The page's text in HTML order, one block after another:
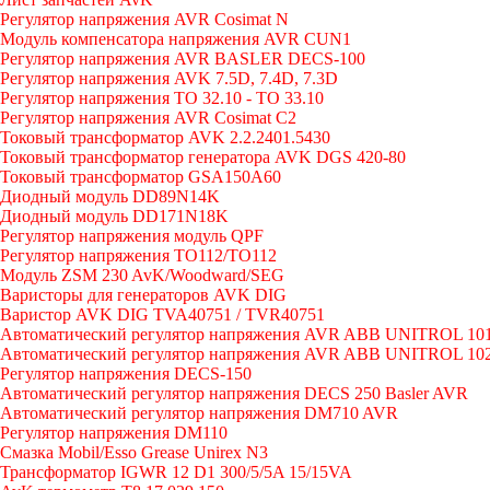
Регулятор напряжения AVR Cosimat N
Модуль компенсатора напряжения AVR CUN1
Регулятор напряжения AVR BASLER DECS-100
Регулятор напряжения AVK 7.5D, 7.4D, 7.3D
Регулятор напряжения TO 32.10 - TO 33.10
Регулятор напряжения AVR Cosimat C2
Токовый трансформатор AVK 2.2.2401.5430
Токовый трансформатор генератора AVK DGS 420-80
Токовый трансформатор GSA150A60
Диодный модуль DD89N14K
Диодный модуль DD171N18K
Регулятор напряжения модуль QPF
Регулятор напряжения ТО112/TO112
Модуль ZSM 230 AvK/Woodward/SEG
Варисторы для генераторов AVK DIG
Варистор AVK DIG TVA40751 / TVR40751
Автоматический регулятор напряжения AVR ABB UNITROL
Автоматический регулятор напряжения AVR ABB UNITROL
Регулятор напряжения DECS-150
Автоматический регулятор напряжения DECS 250 Basler AVR
Автоматический регулятор напряжения DM710 AVR
Регулятор напряжения DM110
Смазка Mobil/Esso Grease Unirex N3
Трансформатор IGWR 12 D1 300/5/5A 15/15VA